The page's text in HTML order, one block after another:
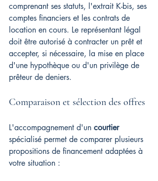
comprenant ses statuts, l'extrait K-bis, ses
comptes financiers et les contrats de
location en cours. Le représentant légal
doit être autorisé à contracter un prêt et
accepter, si nécessaire, la mise en place
d'une hypothèque ou d'un privilège de
prêteur de deniers.
Comparaison et sélection des offres
L'accompagnement d'un courtier
spécialisé permet de comparer plusieurs
propositions de financement adaptées à
votre situation :